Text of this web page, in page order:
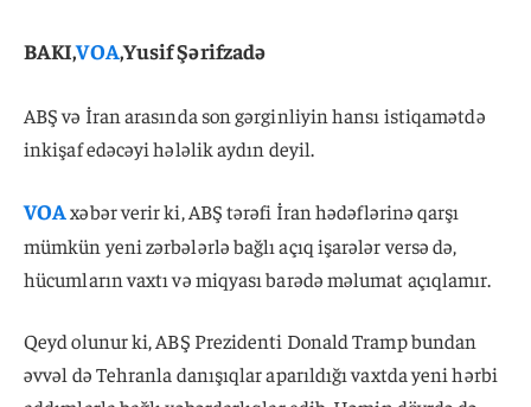
BAKI,VOA,Yusif Şərifzadə
ABŞ və İran arasında son gərginliyin hansı istiqamətdə
inkişaf edəcəyi hələlik aydın deyil.
VOAxəbər verir ki, ABŞ tərəfi İran hədəflərinə qarşı
mümkün yeni zərbələrlə bağlı açıq işarələr versə də,
hücumların vaxtı və miqyası barədə məlumat açıqlamır.
Qeyd olunur ki, ABŞ Prezidenti Donald Tramp bundan
əvvəl də Tehranla danışıqlar aparıldığı vaxtda yeni hərbi